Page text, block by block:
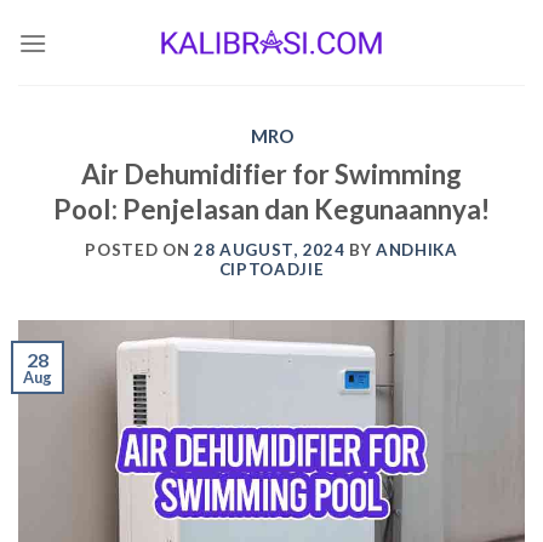
MRO
Air Dehumidifier for Swimming
Pool: Penjelasan dan Kegunaannya!
POSTED ON28 AUGUST, 2024 BY ANDHIKA
CIPTOADJIE
28
Aug